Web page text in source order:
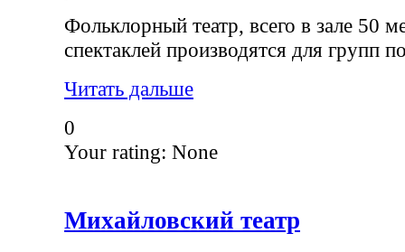
Фольклорный театр, всего в зале 50
спектаклей производятся для групп
Читать дальше
0
Your rating: None
Михайловский театр